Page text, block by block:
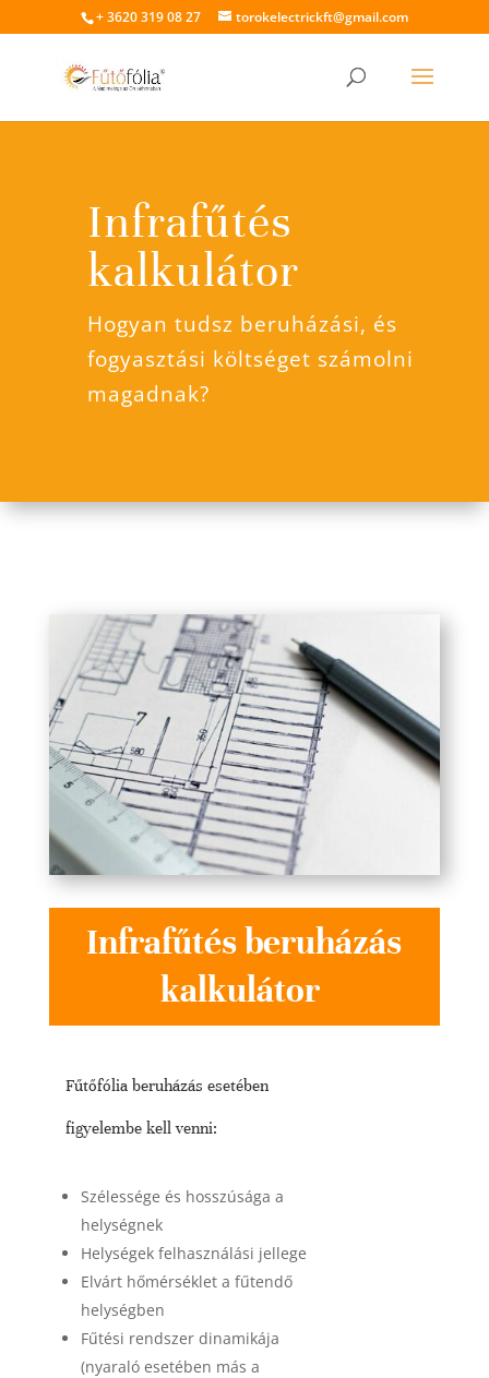
+ 3620 319 08 27 torokelectrickft@gmail.com
Infrafűtés
kalkulátor
Hogyan tudsz beruházási, és
fogyasztási költséget számolni
magadnak?
Infrafűtés beruházás
kalkulátor
Fűtőfólia beruházás esetében
figyelembe kell venni:
Szélessége és hosszúsága a
helységnek
Helységek felhasználási jellege
Elvárt hőmérséklet a fűtendő
helységben
Fűtési rendszer dinamikája
(nyaraló esetében más a